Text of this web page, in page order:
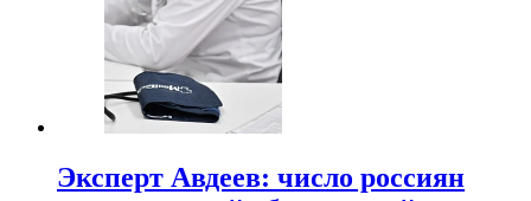
Эксперт Авдеев: число россиян